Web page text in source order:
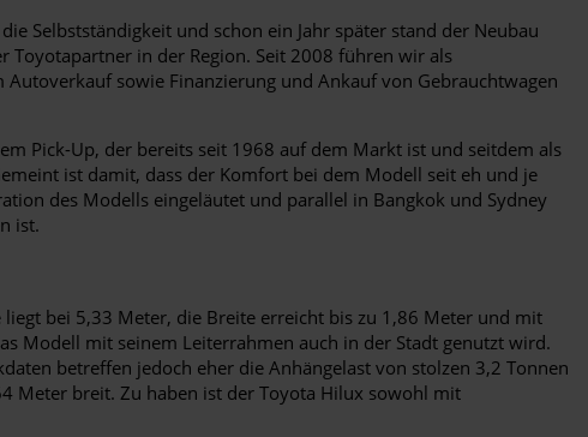
Selbstständigkeit und schon ein Jahr später stand der Neubau
Toyotapartner in der Region. Seit 2008 führen wir als
sowie Finanzierung und Ankauf von Gebrauchtwagen
Pick-Up, der bereits seit 1968 auf dem Markt ist und seitdem als
ist damit, dass der Komfort bei dem Modell seit eh und je
des Modells eingeläutet und parallel in Bangkok und Sydney
ist.
bei 5,33 Meter, die Breite erreicht bis zu 1,86 Meter und mit
Modell mit seinem Leiterrahmen auch in der Stadt genutzt wird.
betreffen jedoch eher die Anhängelast von stolzen 3,2 Tonnen
Meter breit. Zu haben ist der Toyota Hilux sowohl mit